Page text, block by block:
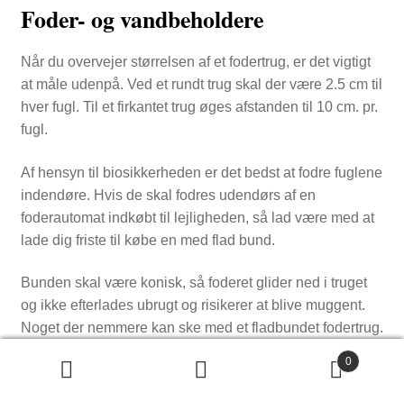
Foder- og vandbeholdere
Når du overvejer størrelsen af et fodertrug, er det vigtigt
at måle udenpå. Ved et rundt trug skal der være 2.5 cm til
hver fugl. Til et firkantet trug øges afstanden til 10 cm. pr.
fugl.
Af hensyn til biosikkerheden er det bedst at fodre fuglene
indendøre. Hvis de skal fodres udendørs af en
foderautomat indkøbt til lejligheden, så lad være med at
lade dig friste til købe en med flad bund.
Bunden skal være konisk, så foderet glider ned i truget
og ikke efterlades ubrugt og risikerer at blive muggent.
Noget der nemmere kan ske med et fladbundet fodertrug.
0